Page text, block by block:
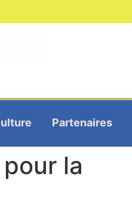
Partenaires
la